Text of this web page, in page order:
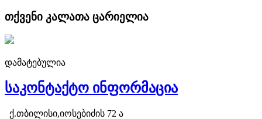
თქვენი კალათა ცარიელია
დამატებულია
საკონტაქტო ინფორმაცია
ქ.თბილისი,იოსებიძის 72 ა